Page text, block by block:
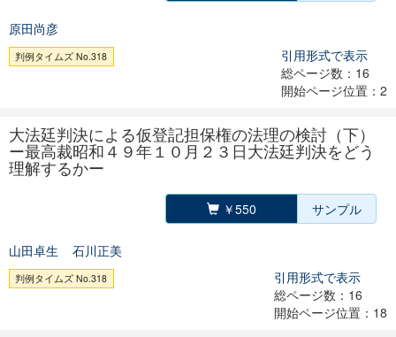
原田尚彦
判例タイムズ No.318
引用形式で表示
総ページ数：16
開始ページ位置：2
大法廷判決による仮登記担保権の法理の検討（下）
ー最高裁昭和４９年１０月２３日大法廷判決をどう
理解するかー
￥550 サンプル
山田卓生 石川正美
判例タイムズ No.318
引用形式で表示
総ページ数：16
開始ページ位置：18